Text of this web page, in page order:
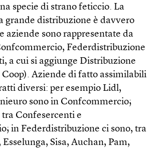
specie di strano feticcio. La
grande distribuzione è davvero
aziende sono rappresentate da
Federdistribuzione
a cui si aggiunge Distribuzione
Aziende di fatto assimilabili
diversi: per esempio Lidl,
sono in Confcommercio;
Confesercenti e
in Federdistribuzione ci sono, tra
Sisa, Auchan, Pam,